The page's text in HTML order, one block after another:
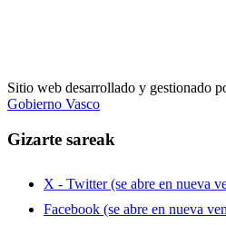
Sitio web desarrollado y gestionado
Gobierno Vasco
Gizarte sareak
X - Twitter (se abre en nueva
Facebook (se abre en nueva